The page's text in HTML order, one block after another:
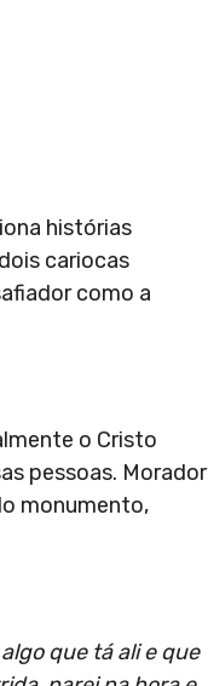
histórias
cariocas
como a
o Cristo
pessoas. Morador
monumento,
que tá ali e que